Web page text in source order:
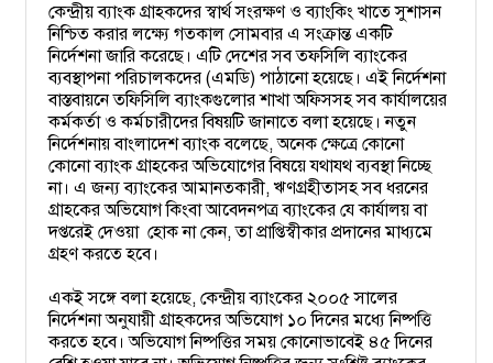
কেন্দ্রীয় ব্যাংক গ্রাহকদের স্বার্থ সংরক্ষণ ও ব্যাংকিং খাতে সুশাসন
নিশ্চিত করার লক্ষ্যে গতকাল সোমবার এ সংক্রান্ত একটি
নির্দেশনা জারি করেছে। এটি দেশের সব তফসিলি ব্যাংকের
ব্যবস্থাপনা পরিচালকদের (এমডি) পাঠানো হয়েছে। এই নির্দেশনা
বাস্তবায়নে তফিসিলি ব্যাংকগুলোর শাখা অফিসসহ সব কার্যালয়ের
কর্মকর্তা ও কর্মচারীদের বিষয়টি জানাতে বলা হয়েছে। নতুন
নির্দেশনায় বাংলাদেশ ব্যাংক বলেছে, অনেক ক্ষেত্রে কোনো
কোনো ব্যাংক গ্রাহকের অভিযোগের বিষয়ে যথাযথ ব্যবস্থা নিচ্ছে
না। এ জন্য ব্যাংকের আমানতকারী, ঋণগ্রহীতাসহ সব ধরনের
গ্রাহকের অভিযোগ কিংবা আবেদনপত্র ব্যাংকের যে কার্যালয় বা
দপ্তরেই দেওয়া হোক না কেন, তা প্রাপ্তিস্বীকার প্রদানের মাধ্যমে
গ্রহণ করতে হবে।
একই সঙ্গে বলা হয়েছে, কেন্দ্রীয় ব্যাংকের ২০০৫ সালের
নির্দেশনা অনুযায়ী গ্রাহকদের অভিযোগ ১০ দিনের মধ্যে নিষ্পত্তি
করতে হবে। অভিযোগ নিষ্পত্তির সময় কোনোভাবেই ৪৫ দিনের